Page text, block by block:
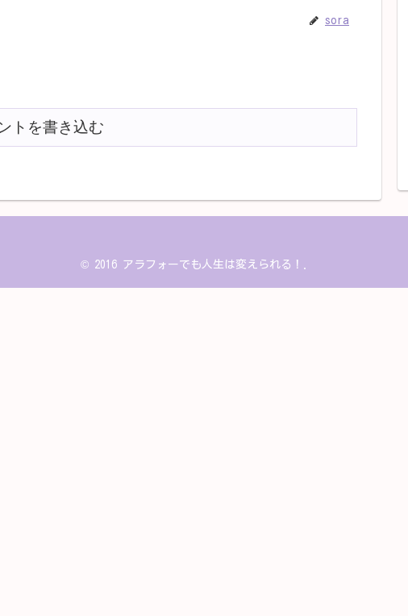
sora
トを書き込む
© 2016 アラフォーでも人生は変えられる！.